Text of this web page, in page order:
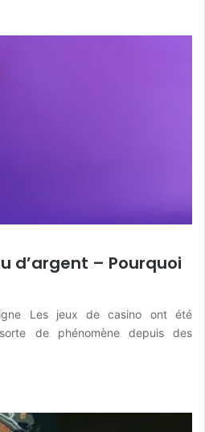
d’argent – Pourquoi
Les jeux de casino ont été
de phénomène depuis des